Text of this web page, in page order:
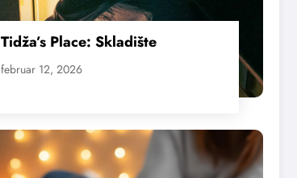
Tidža’s Place: Skladište
februar 12, 2026